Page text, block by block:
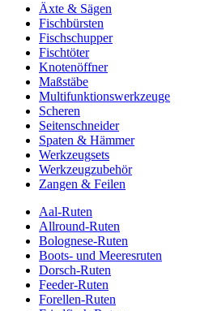
Äxte & Sägen
Fischbürsten
Fischschupper
Fischtöter
Knotenöffner
Maßstäbe
Multifunktionswerkzeuge
Scheren
Seitenschneider
Spaten & Hämmer
Werkzeugsets
Werkzeugzubehör
Zangen & Feilen
Aal-Ruten
Allround-Ruten
Bolognese-Ruten
Boots- und Meeresruten
Dorsch-Ruten
Feeder-Ruten
Forellen-Ruten